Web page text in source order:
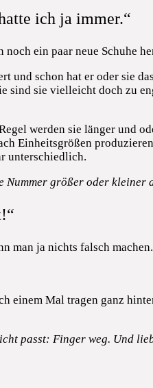
ich ja immer.“
ein paar neue Schuhe
schon hat er oder sie
sind sie vielleicht doch zu
werden sie länger und
Einheitsgrößen
unterschiedlich.
Nummer größer oder kleiner
man ja nichts falsch
einem Mal tragen ganz
passt: Finger weg. Und